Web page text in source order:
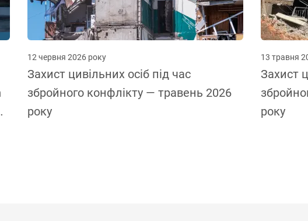
12 червня 2026 року
Захист цивільних осіб під час
збройного конфлікту — травень 2026
року
13 травня
Захист
року